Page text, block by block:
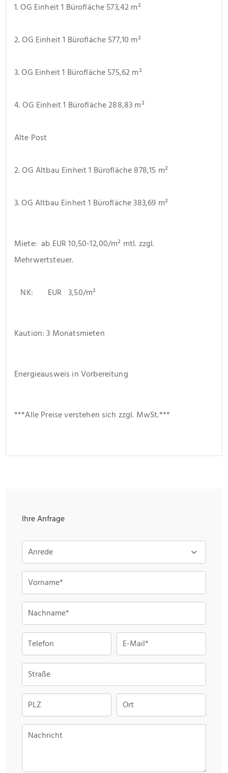
1. OG Einheit 1 Bürofläche 573,42 m²
2. OG Einheit 1 Bürofläche 577,10 m²
3. OG Einheit 1 Bürofläche 575,62 m²
4. OG Einheit 1 Bürofläche 288,83 m²
Alte Post
2. OG Altbau Einheit 1 Bürofläche 878,15 m²
3. OG Altbau Einheit 1 Bürofläche 383,69 m²
Miete:  ab EUR 10,50-12,00/m² mtl. zzgl.
Mehrwertsteuer.
   NK:       EUR   3,50/m²
Kaution: 3 Monatsmieten
Energieausweis in Vorbereitung
***Alle Preise verstehen sich zzgl. MwSt.***
Ihre Anfrage
Anrede
Vorname*
Nachname*
Telefon E-Mail*
Straße
PLZ Ort
Nachricht